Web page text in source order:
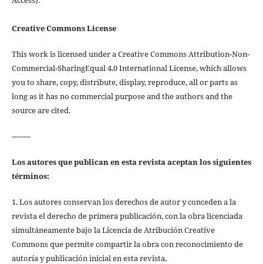
Creative Commons License
This work is licensed under a Creative Commons Attribution-Non-
Commercial-SharingEqual 4.0 International License, which allows
you to share, copy, distribute, display, reproduce, all or parts as
long as it has no commercial purpose and the authors and the
source are cited.
--------
Los autores que publican en esta revista aceptan los siguientes
términos:
1. Los autores conservan los derechos de autor y conceden a la
revista el derecho de primera publicación, con la obra licenciada
simultáneamente bajo la Licencia de Atribución Creative
Commons que permite compartir la obra con reconocimiento de
autoría y publicación inicial en esta revista.